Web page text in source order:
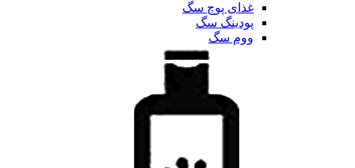
غذای پوچ سگ
پودینگ سگ
ووم سگ